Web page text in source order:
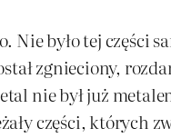
Nie było tej części
zgnieciony,
nie był już
części, których